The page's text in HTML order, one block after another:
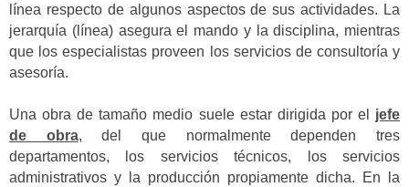
línea respecto de algunos aspectos de sus actividades. La
jerarquía (línea) asegura el mando y la disciplina, mientras
que los especialistas proveen los servicios de consultoría y
asesoría.
Una obra de tamaño medio suele estar dirigida por el jefe
de obra, del que normalmente dependen tres
departamentos, los servicios técnicos, los servicios
administrativos y la producción propiamente dicha. En la